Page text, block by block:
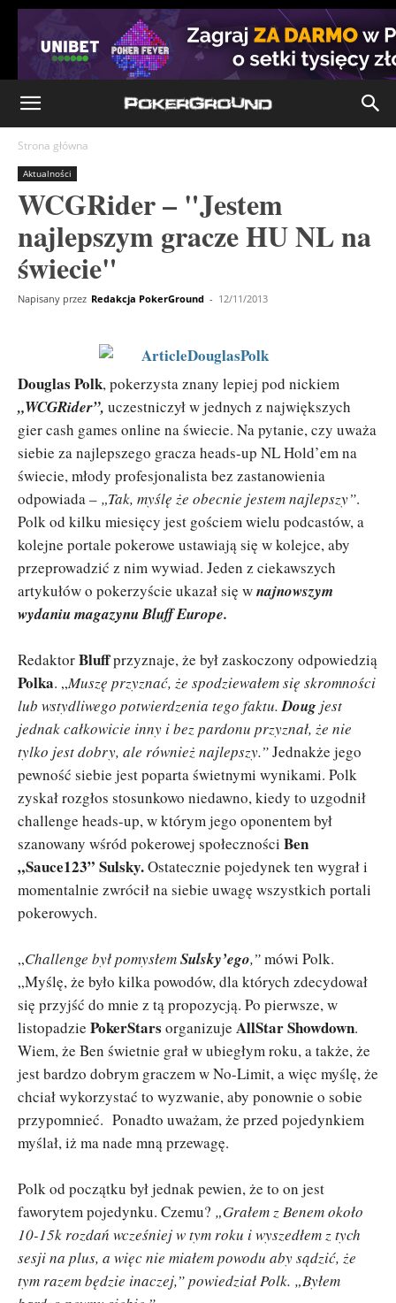
Strona główna
Aktualności
WCGRider – "Jestem
najlepszym gracze HU NL na
świecie"
Napisany przez Redakcja PokerGround - 12/11/2013
Douglas Polk, pokerzysta znany lepiej pod nickiem
„WCGRider”, uczestniczył w jednych z największych
gier cash games online na świecie. Na pytanie, czy uważa
siebie za najlepszego gracza heads-up NL Hold’em na
świecie, młody profesjonalista bez zastanowienia
odpowiada – „Tak, myślę że obecnie jestem najlepszy”.
Polk od kilku miesięcy jest gościem wielu podcastów, a
kolejne portale pokerowe ustawiają się w kolejce, aby
przeprowadzić z nim wywiad. Jeden z ciekawszych
artykułów o pokerzyście ukazał się wnajnowszym
wydaniu magazynu Bluff Europe.
RedaktorBluffprzyznaje, że był zaskoczony odpowiedzią
Polka. „Muszę przyznać, że spodziewałem się skromności
lub wstydliwego potwierdzenia tego faktu.Doug jest
jednak całkowicie inny i bez pardonu przyznał, że nie
tylko jest dobry, ale również najlepszy.”Jednakże jego
pewność siebie jest poparta świetnymi wynikami. Polk
zyskał rozgłos stosunkowo niedawno, kiedy to uzgodnił
challenge heads-up, w którym jego oponentem był
szanowany wśród pokerowej społeczności Ben
„Sauce123” Sulsky.Ostatecznie pojedynek ten wygrał i
momentalnie zwrócił na siebie uwagę wszystkich portali
pokerowych.
„Challenge był pomysłemSulsky’ego,”mówi Polk.
„Myślę, że było kilka powodów, dla których zdecydował
się przyjść do mnie z tą propozycją. Po pierwsze, w
listopadzie PokerStars organizuje AllStar Showdown.
Wiem, że Ben świetnie grał w ubiegłym roku, a także, że
jest bardzo dobrym graczem w No-Limit, a więc myślę, że
chciał wykorzystać to wyzwanie, aby ponownie o sobie
przypomnieć. Ponadto uważam, że przed pojedynkiem
myślał, iż ma nade mną przewagę.
Polk od początku był jednak pewien, że to on jest
faworytem pojedynku. Czemu? „Grałem z Benem około
10-15k rozdań wcześniej w tym roku i wyszedłem z tych
sesji na plus, a więc nie miałem powodu aby sądzić, że
tym razem będzie inaczej,” powiedział Polk. „Byłem